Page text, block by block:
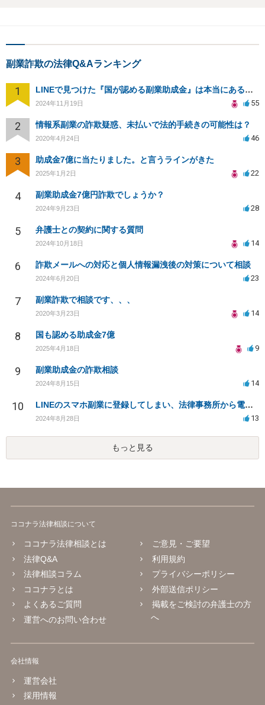
副業詐欺の法律Q&Aランキング
1 LINEで見つけた『国が認める副業助成金』は本当にあるのですか？今それで訴えられそうでどうすれば？
2024年11月19日 55
2 情報系副業の詐欺疑惑、未払いで法的手続きの可能性は？
2020年4月24日 46
3 助成金7億に当たりました。と言うラインがきた
2025年1月2日 22
4 副業助成金7億円詐欺でしょうか？
2024年9月23日 28
5 弁護士との契約に関する質問
2024年10月18日 14
6 詐欺メールへの対応と個人情報漏洩後の対策について相談
2024年6月20日 23
7 副業詐欺で相談です、、、
2020年3月23日 14
8 国も認める助成金7億
2025年4月18日 9
9 副業助成金の詐欺相談
2024年8月15日 14
10 LINEのスマホ副業に登録してしまい、法律事務所から電話が入りました。
2024年8月28日 13
もっと見る
ココナラ法律相談について
ココナラ法律相談とは
法律Q&A
法律相談コラム
ココナラとは
よくあるご質問
運営へのお問い合わせ
ご意見・ご要望
利用規約
プライバシーポリシー
外部送信ポリシー
掲載をご検討の弁護士の方
へ
会社情報
運営会社
採用情報